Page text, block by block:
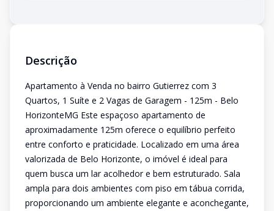
Descrição
Apartamento à Venda no bairro Gutierrez com 3
Quartos, 1 Suíte e 2 Vagas de Garagem - 125m - Belo
HorizonteMG Este espaçoso apartamento de
aproximadamente 125m oferece o equilíbrio perfeito
entre conforto e praticidade. Localizado em uma área
valorizada de Belo Horizonte, o imóvel é ideal para
quem busca um lar acolhedor e bem estruturado. Sala
ampla para dois ambientes com piso em tábua corrida,
proporcionando um ambiente elegante e aconchegante,